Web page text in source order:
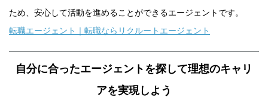
ため、安心して活動を進めることができるエージェントです。
転職エージェント｜転職ならリクルートエージェント
自分に合ったエージェントを探して理想のキャリ
アを実現しよう